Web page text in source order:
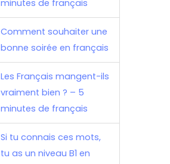
minutes de français
Comment souhaiter une
bonne soirée en français
Les Français mangent-ils
vraiment bien ? – 5
minutes de français
Si tu connais ces mots,
tu as un niveau B1 en